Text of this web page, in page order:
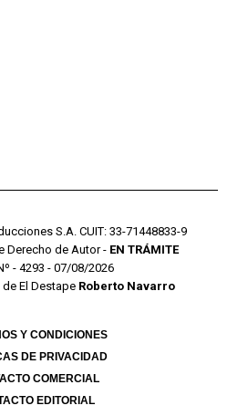
S.A. CUIT: 33-71448833-9
Derecho de Autor - EN TRÁMITE
- 4293 - 07/08/2026
El Destape Roberto Navarro
Y CONDICIONES
DE PRIVACIDAD
COMERCIAL
EDITORIAL